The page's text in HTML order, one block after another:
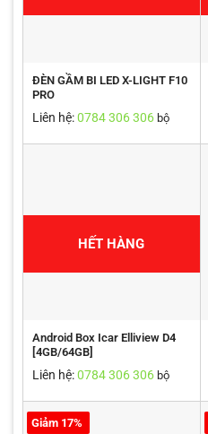
ĐÈN GẦM BI LED X-LIGHT F10
PRO
Liên hệ:0784 306 306 bộ
HẾT HÀNG
Android Box Icar Elliview D4
[4GB/64GB]
Liên hệ:0784 306 306 bộ
Giảm 17%